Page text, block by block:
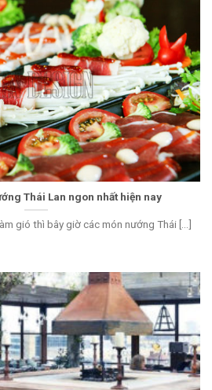
Thái Lan ngon nhất hiện nay
gió thì bây giờ các món nướng Thái [...]